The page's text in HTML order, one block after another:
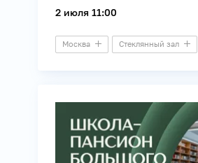
2 июля 11:00
Москва Стеклянный зал